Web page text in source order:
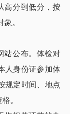
高分到低分，按
。
站公布。体检对
人身份证参加体
规定时间、地点
。